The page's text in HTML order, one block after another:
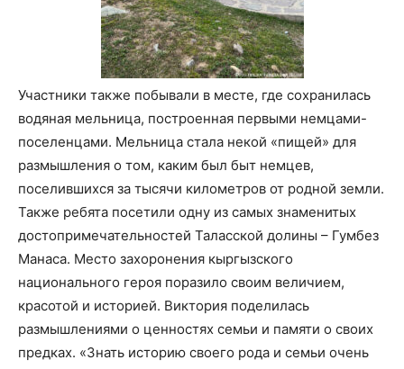
Участники также побывали в месте, где сохранилась
водяная мельница, построенная первыми немцами-
поселенцами. Мельница стала некой «пищей» для
размышления о том, каким был быт немцев,
поселившихся за тысячи километров от родной земли.
Также ребята посетили одну из самых знаменитых
достопримечательностей Таласской долины – Гумбез
Манаса. Место захоронения кыргызского
национального героя поразило своим величием,
красотой и историей. Виктория поделилась
размышлениями о ценностях семьи и памяти о своих
предках. «Знать историю своего рода и семьи очень